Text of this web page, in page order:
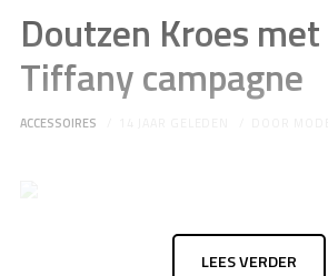
Doutzen Kroes
Tiffany campagne
ACCESSOIRES
LEES VERDER